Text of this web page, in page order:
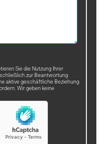
Sie die Nutzung Ihrer
zur Beantwortung
aktive geschäftliche Beziehung
Wir geben keine